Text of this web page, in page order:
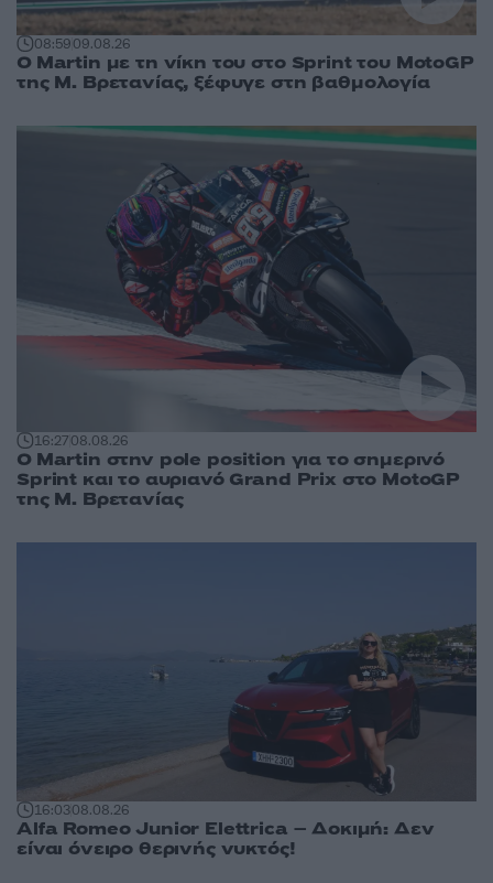
08:5909.08.26
O Martin με τη νίκη του στο Sprint του MotoGP
της Μ. Βρετανίας, ξέφυγε στη βαθμολογία
16:2708.08.26
O Martin στην pole position για το σημερινό
Sprint και το αυριανό Grand Prix στο MotoGP
της Μ. Βρετανίας
16:0308.08.26
Alfa Romeo Junior Elettrica – Δοκιμή: Δεν
είναι όνειρο θερινής νυκτός!